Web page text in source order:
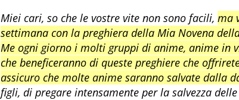
Miei cari, so che le vostre vite non sono facili, ma
settimana con la preghiera della Mia Novena
Me ogni giorno i molti gruppi di anime, anime in
che beneficeranno di queste preghiere che
assicuro che molte anime saranno salvate dalla
figli, di pregare intensamente per la salvezza